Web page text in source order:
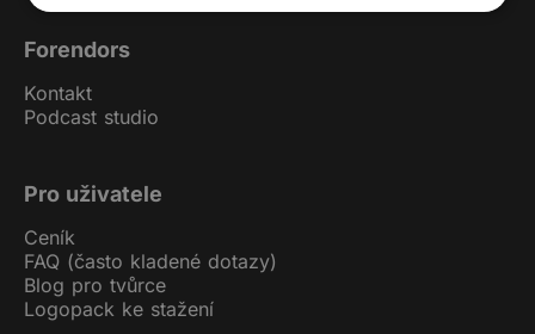
Forendors
Kontakt
Podcast studio
Pro uživatele
Ceník
FAQ (často kladené dotazy)
Blog pro tvůrce
Logopack ke stažení